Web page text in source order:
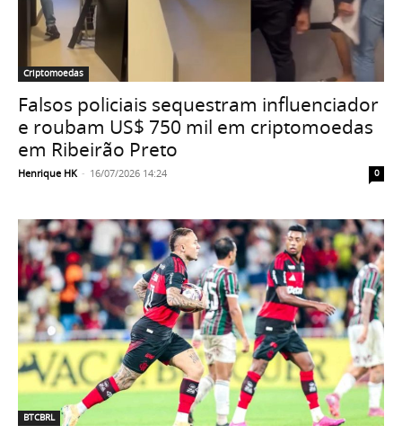
Criptomoedas
Falsos policiais sequestram influenciador
e roubam US$ 750 mil em criptomoedas
em Ribeirão Preto
Henrique HK - 16/07/2026 14:24 0
BTCBRL